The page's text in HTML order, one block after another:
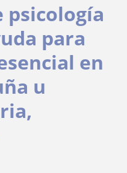
psicología
para
en
u